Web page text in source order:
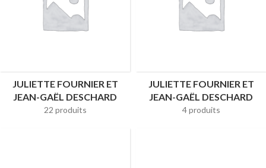
JULIETTE FOURNIER ET
JEAN-GAËL DESCHARD
22 produits
JULIETTE FOURNIER ET
JEAN-GAËL DESCHARD
4 produits